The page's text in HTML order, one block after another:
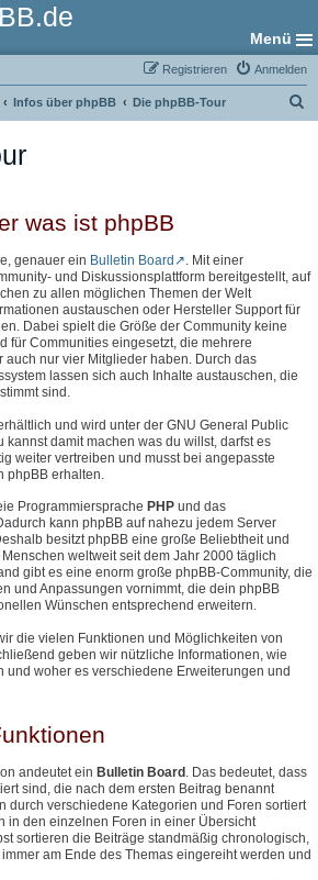
Menü
Anmelden
Registrieren
Infos über phpBB Die phpBB-Tour
was ist phpBB
genauer ein Bulletin Board
. Mit einer
und Diskussionsplattform bereitgestellt, auf
zu allen möglichen Themen der Welt
austauschen oder Hersteller Support für
Dabei spielt die Größe der Community keine
für Communities eingesetzt, die mehrere
nur vier Mitglieder haben. Durch das
lassen sich auch Inhalte austauschen, die
sind.
und wird unter der GNU General Public
kannst damit machen was du willst, darfst es
weiter vertreiben und musst bei angepasste
phpBB erhalten.
Programmiersprache PHP und das
kann phpBB auf nahezu jedem Server
besitzt phpBB eine große Beliebtheit und
weltweit seit dem Jahr 2000 täglich
gibt es eine enorm große phpBB-Community, die
und Anpassungen vornimmt, die dein phpBB
Wünschen entsprechend erweitern.
die vielen Funktionen und Möglichkeiten von
geben wir nützliche Informationen, wie
und woher es verschiedene Erweiterungen und
andeutet ein Bulletin Board . Das bedeutet, dass
sind, die nach dem ersten Beitrag benannt
durch verschiedene Kategorien und Foren sortiert
in den einzelnen Foren in einer Übersicht
sortieren die Beiträge standmäßig chronologisch,
am Ende des Themas eingereiht werden und